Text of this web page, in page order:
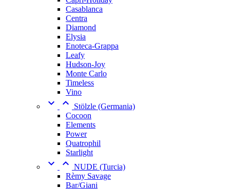
Casablanca
Centra
Diamond
Elysia
Enoteca-Grappa
Leafy
Hudson-Joy
Monte Carlo
Timeless
Vino
 
Stölzle (Germania)
Cocoon
Elements
Power
Quatrophil
Starlight
  NUDE (Turcia)
Rèmy Savage
Bar/Giani